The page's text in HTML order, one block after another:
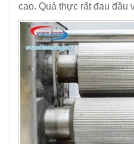
cao. Quả thực rất đau đầu